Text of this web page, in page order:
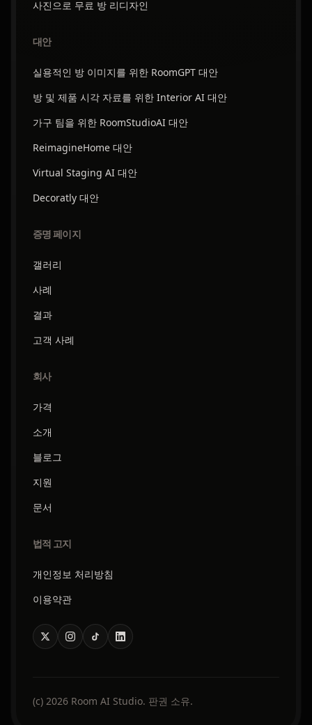
사진으로 무료 방 리디자인
대안
실용적인 방 이미지를 위한 RoomGPT 대안
방 및 제품 시각 자료를 위한 Interior AI 대안
가구 팀을 위한 RoomStudioAI 대안
ReimagineHome 대안
Virtual Staging AI 대안
Decoratly 대안
증명 페이지
갤러리
사례
결과
고객 사례
회사
가격
소개
블로그
지원
문서
법적 고지
개인정보 처리방침
이용약관
(c) 2026 Room AI Studio. 판권 소유.